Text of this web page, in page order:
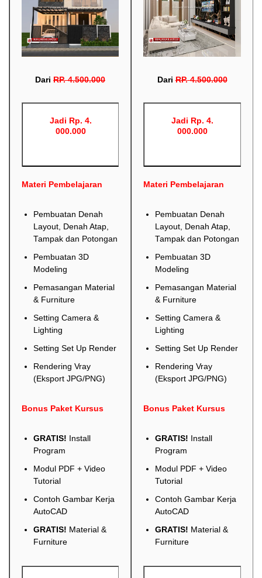
Dari RP.4.500.000
Jadi Rp. 4.
000.000
Materi Pembelajaran
Pembuatan Denah
Layout, Denah Atap,
Tampak dan Potongan
Pembuatan 3D
Modeling
Pemasangan Material
& Furniture
Setting Camera &
Lighting
Setting Set Up Render
Rendering Vray
(Eksport JPG/PNG)
Bonus Paket Kursus
GRATIS! Install
Program
Modul PDF + Video
Tutorial
Contoh Gambar Kerja
AutoCAD
GRATIS! Material &
Furniture
DariRP.4.500.000
Jadi Rp. 4.
000.000
Materi Pembelajaran
Pembuatan Denah
Layout, Denah Atap,
Tampak dan Potongan
Pembuatan 3D
Modeling
Pemasangan Material
& Furniture
Setting Camera &
Lighting
Setting Set Up Render
Rendering Vray
(Eksport JPG/PNG)
Bonus Paket Kursus
GRATIS! Install
Program
Modul PDF + Video
Tutorial
Contoh Gambar Kerja
AutoCAD
GRATIS! Material &
Furniture